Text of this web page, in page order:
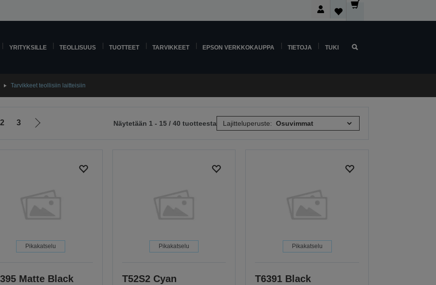
YRITYKSILLE TEOLLISUUS TUOTTEET TARVIKKEET EPSON VERKKOKAUPPA TIETOJA TUKI
Tarvikkeet teollisiin laitteisiin
2 3
Siirry
Näytetään 1 - 15 / 40 tuotteesta Lajitteluperuste:
Pikakatselu
Matte Black
Pikakatselu
T52S2 Cyan
Pikakatselu
T6391 Black